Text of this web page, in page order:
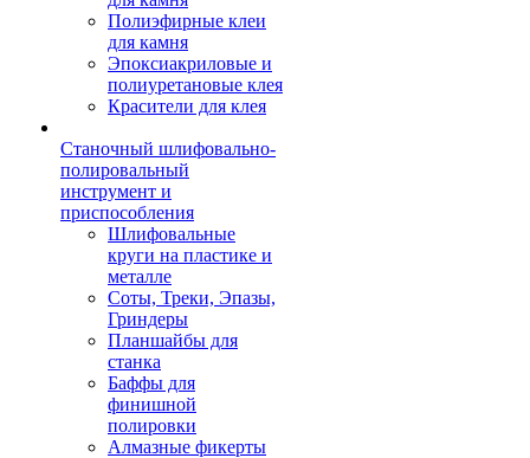
Полиэфирные клеи
для камня
Эпоксиакриловые и
полиуретановые клея
Красители для клея
Станочный шлифовально-
полировальный
инструмент и
приспособления
Шлифовальные
круги на пластике и
металле
Соты, Треки, Эпазы,
Гриндеры
Планшайбы для
станка
Баффы для
финишной
полировки
Алмазные фикерты